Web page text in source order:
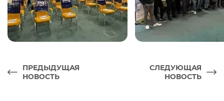
ПРЕДЫДУЩАЯ
НОВОСТЬ
СЛЕДУЮЩАЯ
НОВОСТЬ